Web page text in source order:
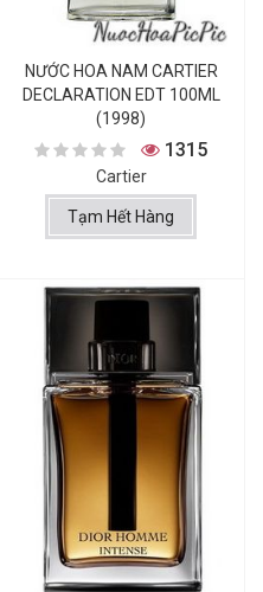
NƯỚC HOA NAM CARTIER
DECLARATION EDT 100ML
(1998)
1315
Cartier
Tạm Hết Hàng